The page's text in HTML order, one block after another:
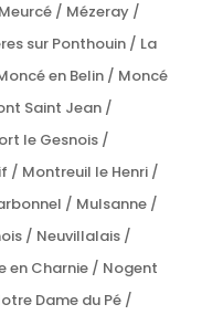
/ Mézeray /
sur Ponthouin / La
en Belin / Moncé
Saint Jean /
le Gesnois /
/ Montreuil le Henri /
/ Mulsanne /
/ Neuvillalais /
en Charnie / Nogent
Dame du Pé /